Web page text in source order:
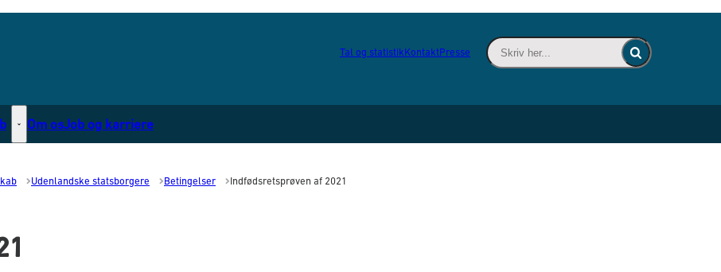
Tal og statistikKontaktPresse
Skriv her... - Indsæt søgeord for at søge
Fold søgefelt ind
Statsborgerskab - Flere links
Om osJob og karriere
Udenlandske statsborgere Betingelser Indfødsretsprøven af 2021